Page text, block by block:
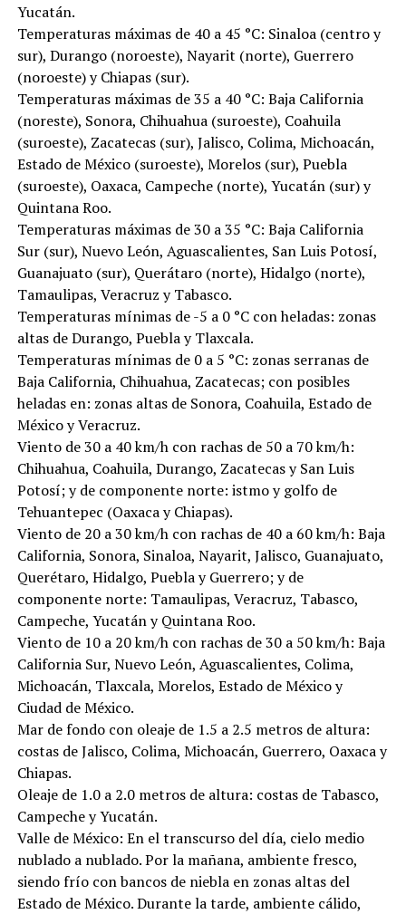
Yucatán.
Temperaturas máximas de 40 a 45 °C: Sinaloa (centro y
sur), Durango (noroeste), Nayarit (norte), Guerrero
(noroeste) y Chiapas (sur).
Temperaturas máximas de 35 a 40 °C: Baja California
(noreste), Sonora, Chihuahua (suroeste), Coahuila
(suroeste), Zacatecas (sur), Jalisco, Colima, Michoacán,
Estado de México (suroeste), Morelos (sur), Puebla
(suroeste), Oaxaca, Campeche (norte), Yucatán (sur) y
Quintana Roo.
Temperaturas máximas de 30 a 35 °C: Baja California
Sur (sur), Nuevo León, Aguascalientes, San Luis Potosí,
Guanajuato (sur), Querátaro (norte), Hidalgo (norte),
Tamaulipas, Veracruz y Tabasco.
Temperaturas mínimas de -5 a 0 °C con heladas: zonas
altas de Durango, Puebla y Tlaxcala.
Temperaturas mínimas de 0 a 5 °C: zonas serranas de
Baja California, Chihuahua, Zacatecas; con posibles
heladas en: zonas altas de Sonora, Coahuila, Estado de
México y Veracruz.
Viento de 30 a 40 km/h con rachas de 50 a 70 km/h:
Chihuahua, Coahuila, Durango, Zacatecas y San Luis
Potosí; y de componente norte: istmo y golfo de
Tehuantepec (Oaxaca y Chiapas).
Viento de 20 a 30 km/h con rachas de 40 a 60 km/h: Baja
California, Sonora, Sinaloa, Nayarit, Jalisco, Guanajuato,
Querétaro, Hidalgo, Puebla y Guerrero; y de
componente norte: Tamaulipas, Veracruz, Tabasco,
Campeche, Yucatán y Quintana Roo.
Viento de 10 a 20 km/h con rachas de 30 a 50 km/h: Baja
California Sur, Nuevo León, Aguascalientes, Colima,
Michoacán, Tlaxcala, Morelos, Estado de México y
Ciudad de México.
Mar de fondo con oleaje de 1.5 a 2.5 metros de altura:
costas de Jalisco, Colima, Michoacán, Guerrero, Oaxaca y
Chiapas.
Oleaje de 1.0 a 2.0 metros de altura: costas de Tabasco,
Campeche y Yucatán.
Valle de México: En el transcurso del día, cielo medio
nublado a nublado. Por la mañana, ambiente fresco,
siendo frío con bancos de niebla en zonas altas del
Estado de México. Durante la tarde, ambiente cálido,